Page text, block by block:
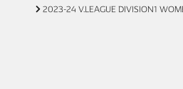
2023-24 V.LEAGUE DIVISION1